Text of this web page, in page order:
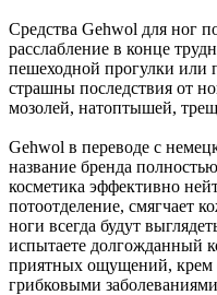
Средства Gehwol для ног
расслабление в конце
пешеходной прогулки или
страшны последствия от
мозолей, натоптышей,
Gehwol в переводе с
название бренда
косметика эффективно
потоотделение, смягчает
ноги всегда будут
испытаете долгожданный
приятных ощущений, крем
грибковыми